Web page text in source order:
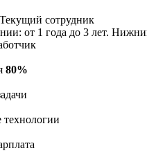
сотрудник
от 1 года до 3 лет.
80%